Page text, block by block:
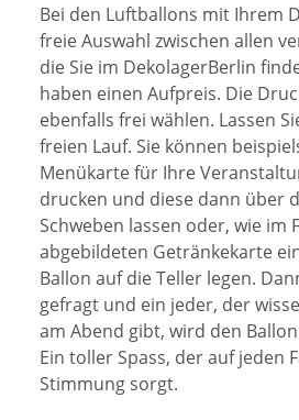
Bei den Luftballons mit Ihrem
freie Auswahl zwischen allen
die Sie im DekolagerBerlin
haben einen Aufpreis. Die
ebenfalls frei wählen. Lassen
freien Lauf. Sie können
Menükarte für Ihre
drucken und diese dann über
Schweben lassen oder, wie im
abgebildeten Getränkekarte
Ballon auf die Teller legen.
gefragt und ein jeder, der
am Abend gibt, wird den
Ein toller Spass, der auf jeden
Stimmung sorgt.